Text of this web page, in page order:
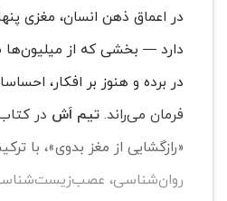
در اعماق ذهن انسان، مغزی
دارد — بخشی که از میلیون‌ها
در برده و هنوز بر افکار،
فرمان می‌راند.تیم اَش در
«رازگشایی از مغز بدوی»، با
روان‌شناسی،